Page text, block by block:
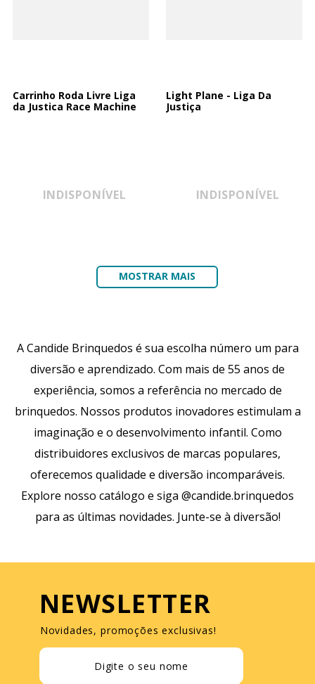
Carrinho Roda Livre Liga
da Justica Race Machine
INDISPONÍVEL
Light Plane - Liga Da
Justiça
INDISPONÍVEL
MOSTRAR MAIS
A Candide Brinquedos é sua escolha número um para
diversão e aprendizado. Com mais de 55 anos de
experiência, somos a referência no mercado de
brinquedos. Nossos produtos inovadores estimulam a
imaginação e o desenvolvimento infantil. Como
distribuidores exclusivos de marcas populares,
oferecemos qualidade e diversão incomparáveis.
Explore nosso catálogo e siga @candide.brinquedos
para as últimas novidades. Junte-se à diversão!
NEWSLETTER
Novidades, promoções exclusivas!